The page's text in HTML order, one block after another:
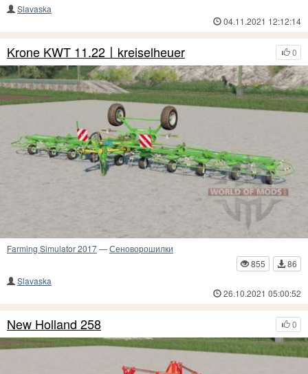
Slavaska
04.11.2021 12:12:14
0
Krone KWT 11.22〡kreiselheuer
Farming Simulator 2017—Сеноворошилки
855
86
Slavaska
26.10.2021 05:00:52
0
New Holland 258